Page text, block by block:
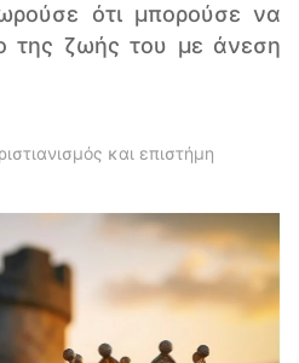
ότι μπορούσε να
της ζωής του με άνεση
και επιστήμη